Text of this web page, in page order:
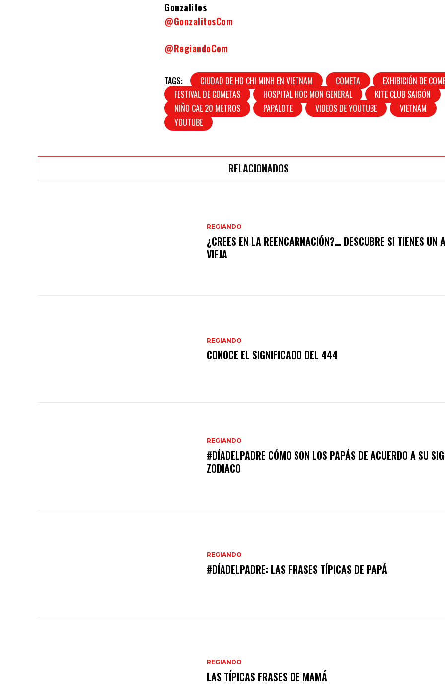
Gonzalitos
@GonzalitosCom
@RegiandoCom
TAGS: CIUDAD DE HO CHI MINH EN VIETNAM COMETA
EXHIBICIÓN DE
FESTIVAL DE COMETAS
HOSPITAL HOC MON GENERAL
KITE CLUB SAIGÓN
NIÑO CAE 20 METROS
PAPALOTE VIDEOS DE YOUTUBE
VIETNAM
YOUTUBE
RELACIONADOS
REGIANDO
¿CREES EN LA REENCARNACIÓN?… DESCUBRE SI TIENES UN
VIEJA
REGIANDO
CONOCE EL SIGNIFICADO DEL 444
REGIANDO
#DÍADELPADRE CÓMO SON LOS PAPÁS DE ACUERDO A SU
ZODIACO
REGIANDO
#DÍADELPADRE: LAS FRASES TÍPICAS DE PAPÁ
REGIANDO
LAS TÍPICAS FRASES DE MAMÁ